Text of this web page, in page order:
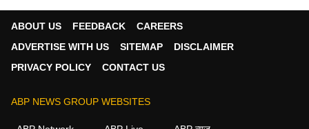
ABOUT US FEEDBACK
CAREERS
ADVERTISE WITH US
SITEMAP
DISCLAIMER
PRIVACY POLICY
CONTACT US
ABP NEWS GROUP WEBSITES